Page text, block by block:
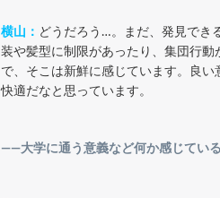
横山： どうだろう…。まだ、発見でき
装や髪型に制限があったり、集団行
で、そこは新鮮に感じています。良
快適だなと思っています。
――大学に通う意義など何か感じてい